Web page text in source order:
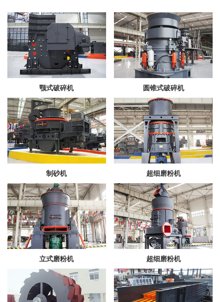
颚式破碎机 圆锥式破碎机
制砂机 超细磨粉机
立式磨粉机 超细磨粉机